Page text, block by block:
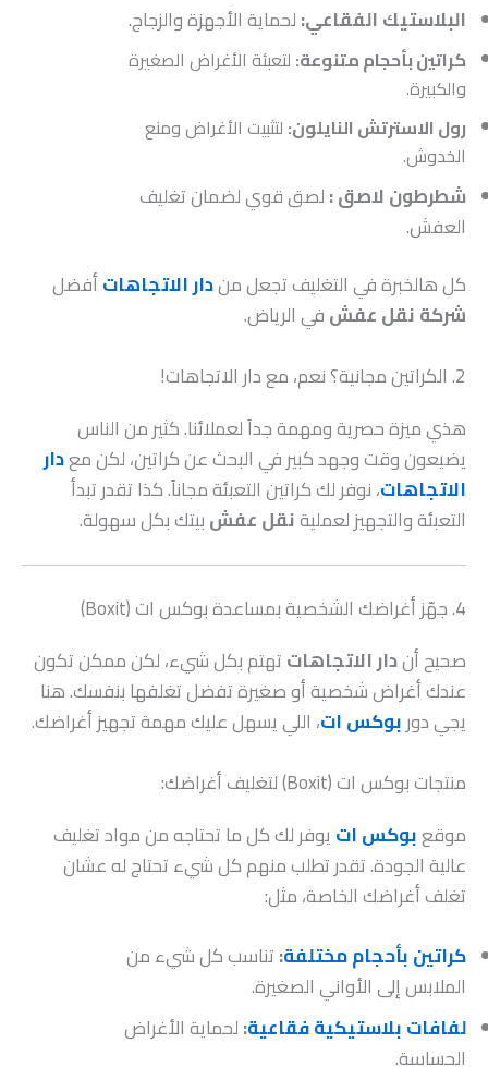
البلاستيك الفقاعي:لحماية الأجهزة والزجاج.
كراتين بأحجام متنوعة: لتعبئة الأغراض الصغيرة
والكبيرة.
رول الاسترتش النايلون: لتثبيت الأغراض ومنع
الخدوش.
شطرطون لاصق :لصق قوي لضمان تغليف
العفش.
كل هالخبرة في التغليف تجعل مندار الاتجاهاتأفضل
شركة نقل عفشفي الرياض.
2. الكراتين مجانية؟ نعم، مع دار الاتجاهات!
هذي ميزة حصرية ومهمة جداً لعملائنا. كثير من الناس
يضيعون وقت وجهد كبير في البحث عن كراتين، لكن معدار
الاتجاهات، نوفر لك كراتين التعبئة مجاناً. كذا تقدر تبدأ
التعبئة والتجهيز لعمليةنقل عفشبيتك بكل سهولة.
4. جهّز أغراضك الشخصية بمساعدة بوكس ات (Boxit)
صحيح أندار الاتجاهاتتهتم بكل شيء، لكن ممكن تكون
عندك أغراض شخصية أو صغيرة تفضل تغلفها بنفسك. هنا
يجي دوربوكس ات، اللي يسهل عليك مهمة تجهيز أغراضك.
منتجات بوكس ات (Boxit) لتغليف أغراضك:
موقعبوكس اتيوفر لك كل ما تحتاجه من مواد تغليف
عالية الجودة. تقدر تطلب منهم كل شيء تحتاج له عشان
تغلف أغراضك الخاصة، مثل:
كراتين بأحجام مختلفة:تناسب كل شيء من
الملابس إلى الأواني الصغيرة.
لفافات بلاستيكية فقاعية:لحماية الأغراض
الحساسة.